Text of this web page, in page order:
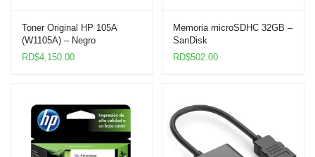
Toner Original HP 105A
(W1105A) – Negro
RD$4,150.00
Memoria microSDHC 32GB –
SanDisk
RD$502.00